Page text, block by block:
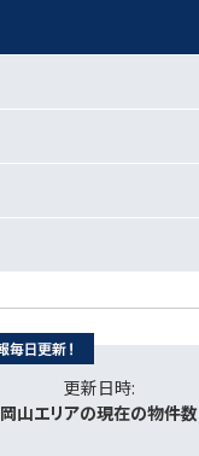
更新日時:
岡山エリアの現在の物件数